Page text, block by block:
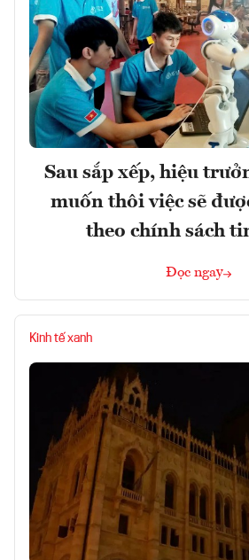
Sau sắp xếp, hiệu
muốn thôi việc sẽ
theo chính sách
Đọc ngay
Kinh tế xanh